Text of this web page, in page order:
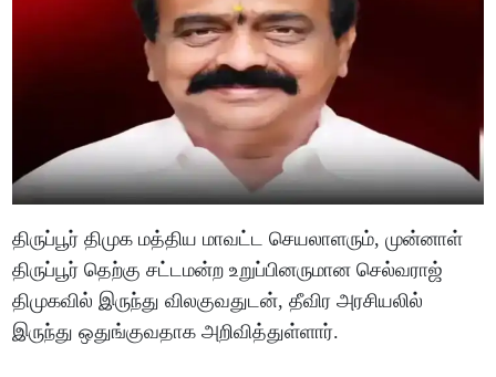
திருப்பூர் திமுக மத்திய மாவட்ட செயலாளரும், முன்னாள்
திருப்பூர் தெற்கு சட்டமன்ற உறுப்பினருமான செல்வராஜ்
திமுகவில் இருந்து விலகுவதுடன், தீவிர அரசியலில்
இருந்து ஒதுங்குவதாக அறிவித்துள்ளார்.